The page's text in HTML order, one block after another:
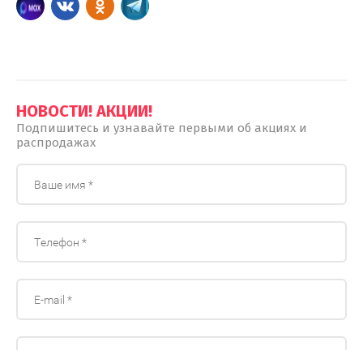
НОВОСТИ! АКЦИИ!
Подпишитесь и узнавайте первыми об акциях и
распродажах